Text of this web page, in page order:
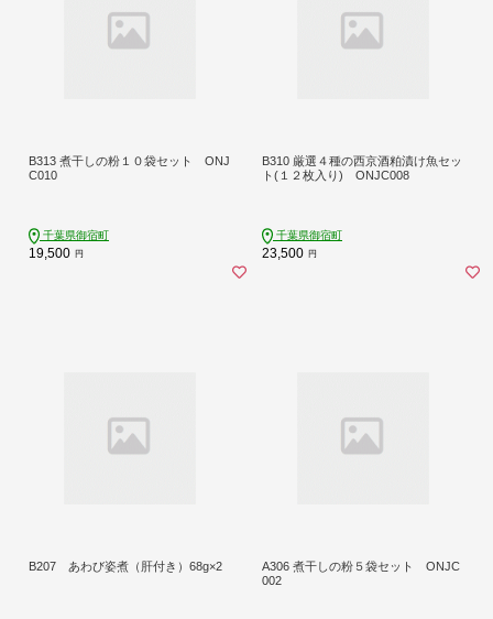
B313 煮干しの粉１０袋セット ONJ
C010
千葉県御宿町
19,500 円
B310 厳選４種の西京酒粕漬け魚セッ
ト(１２枚入り) ONJC008
千葉県御宿町
23,500 円
B207 あわび姿煮（肝付き）68g×2
A306 煮干しの粉５袋セット ONJC
002